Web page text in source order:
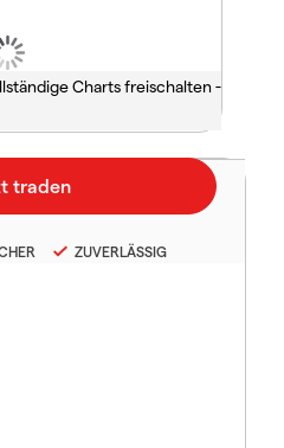
Charts freischalten -
ZUVERLÄSSIG